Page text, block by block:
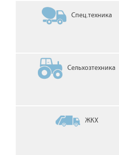
Спец.техника
Сельхозтехника
ЖКХ